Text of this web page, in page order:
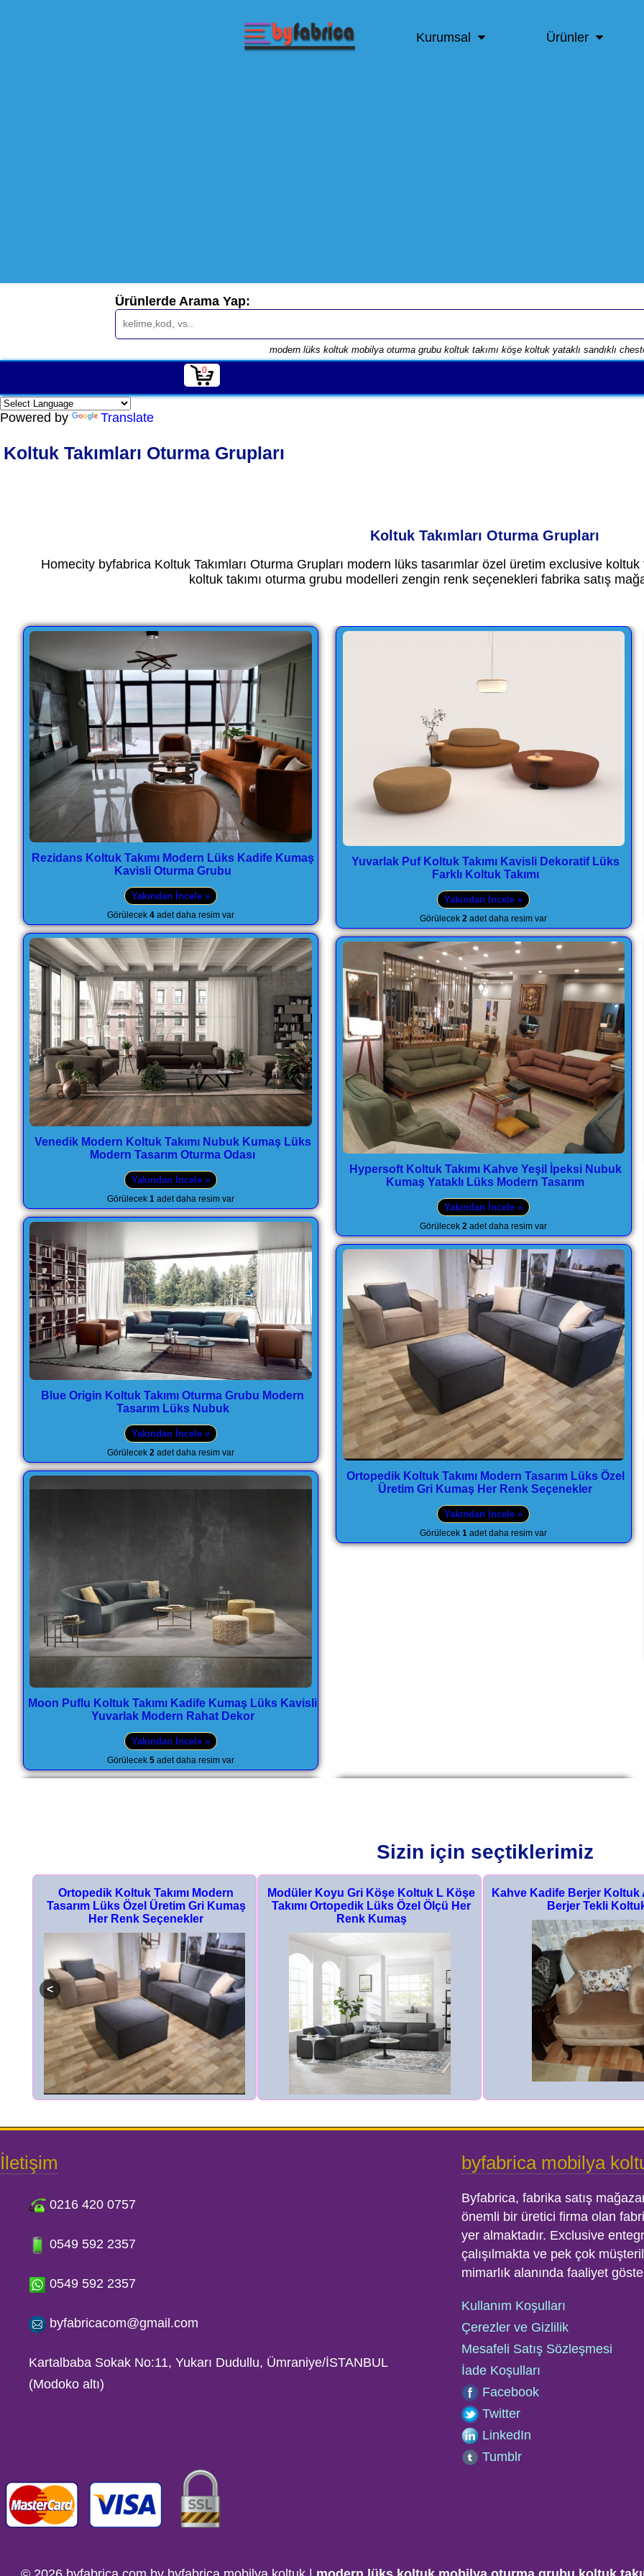
Kurumsal Ürünler
Ürünlerde Arama Yap:
modern lüks koltuk mobilya oturma grubu koltuk takımı köşe koltuk yataklı sandıklı
0
Powered by Translate
Koltuk Takımları Oturma Grupları
Koltuk Takımları Oturma Grupları
Homecity byfabrica Koltuk Takımları Oturma Grupları modern lüks tasarımlar özel üretim exclusive koltuk
koltuk takımı oturma grubu modelleri zengin renk seçenekleri fabrika satış
Rezidans Koltuk Takımı Modern Lüks Kadife Kumaş
Kavisli Oturma Grubu
Yakından İncele »
Görülecek4 adet daha resim var
Venedik Modern Koltuk Takımı Nubuk Kumaş Lüks
Modern Tasarım Oturma Odası
Yakından İncele »
Görülecek1 adet daha resim var
Blue Origin Koltuk Takımı Oturma Grubu Modern
Tasarım Lüks Nubuk
Yakından İncele »
Görülecek2 adet daha resim var
Moon Puflu Koltuk Takımı Kadife Kumaş Lüks Kavisli
Yuvarlak Modern Rahat Dekor
Yakından İncele »
Görülecek5 adet daha resim var
Yuvarlak Puf Koltuk Takımı Kavisli Dekoratif Lüks
Farklı Koltuk Takımı
Yakından İncele »
Görülecek2 adet daha resim var
Hypersoft Koltuk Takımı Kahve Yeşil İpeksi Nubuk
Kumaş Yataklı Lüks Modern Tasarım
Yakından İncele »
Görülecek2 adet daha resim var
Ortopedik Koltuk Takımı Modern Tasarım Lüks Özel
Üretim Gri Kumaş Her Renk Seçenekler
Yakından İncele »
Görülecek1 adet daha resim var
Sizin için seçtiklerimiz
Modüler Koyu Gri Köşe Koltuk L Köşe
Takımı Ortopedik Lüks Özel Ölçü Her
Renk Kumaş
Kahve Kadife Berjer Koltuk Avangarde
Berjer Tekli Koltuk
Keten Kumaş Köşe Koltuk
Modern Lüks Rahat Her
İletişim
0216 420 0757
0549 592 2357
0549 592 2357
byfabricacom@gmail.com
Kartalbaba Sokak No:11, Yukarı Dudullu, Ümraniye/İSTANBUL
(Modoko altı)
byfabrica mobilya
Byfabrica, fabrika satış
önemli bir üretici firma olan
yer almaktadır. Exclusive
çalışılmakta ve pek çok
mimarlık alanında faaliyet
Kullanım Koşulları
Çerezler ve Gizlilik
Mesafeli Satış Sözleşmesi
İade Koşulları
Facebook
Twitter
LinkedIn
Tumblr